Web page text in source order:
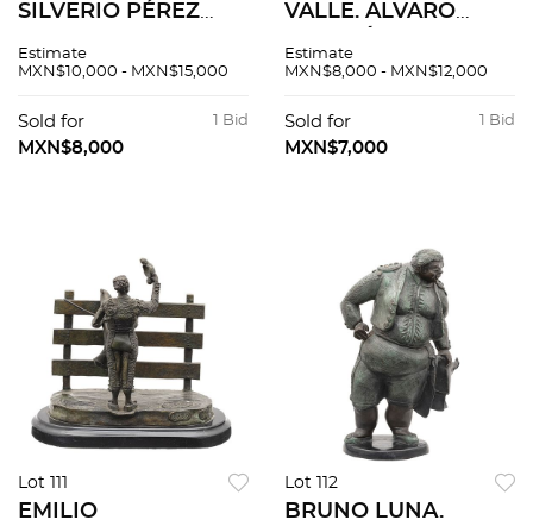
SILVERIO PÉREZ
PASE DE LA FIRMA.
Firmado "Luis
Solleiro". Dedicado.
Estimate
MXN$10,000 - MXN$15,000
1 Bid
Sold for
MXN$8,000
VALLE. ALVARO
bronce patinado con
Con placa de
referencia del autor
Estimate
MXN$8,000 - MXN$12,000
1 Bid
Sold for
MXN$7,000
Lot 111
EMILIO
Lot 112
BRUNO LUNA.